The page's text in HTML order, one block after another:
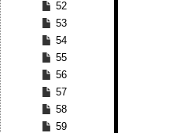
52
53
54
55
56
57
58
59